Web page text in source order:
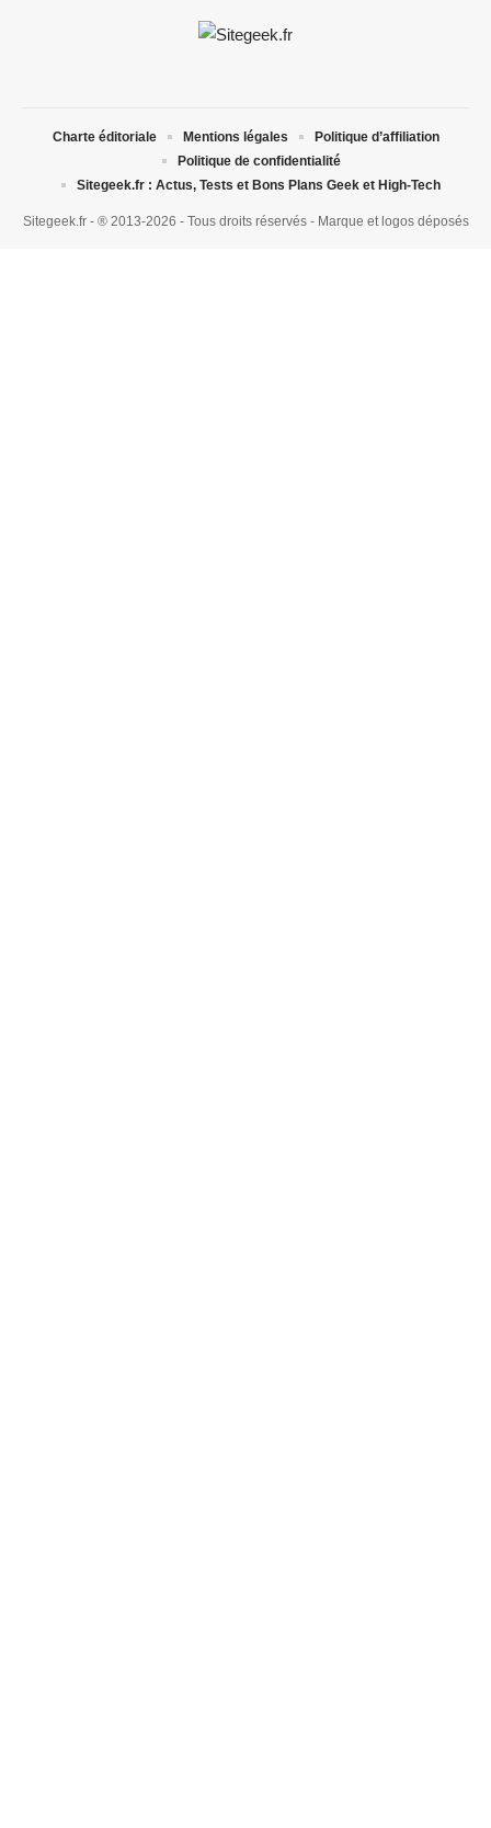
Sitegeek.fr - ® 2013-2026 - Tous droits réservés - Marque et logos déposés
Charte éditoriale Mentions légales
Politique d’affiliation
Politique de confidentialité
Sitegeek.fr : Actus, Tests et Bons Plans Geek et High-Tech